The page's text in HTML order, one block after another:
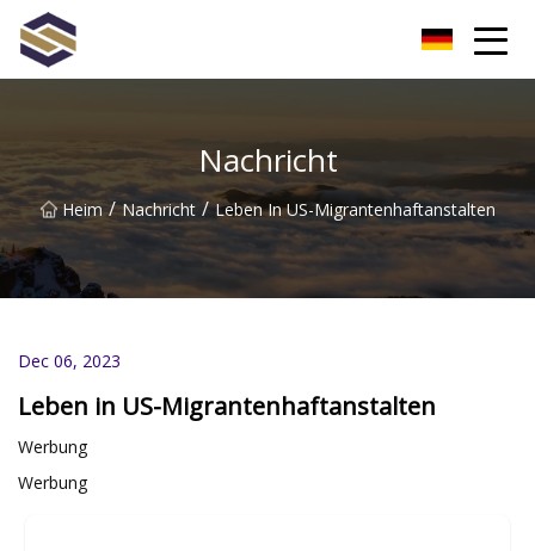
Nachricht
Heim / Nachricht / Leben In US-Migrantenhaftanstalten
Dec 06, 2023
Leben in US-Migrantenhaftanstalten
Werbung
Werbung